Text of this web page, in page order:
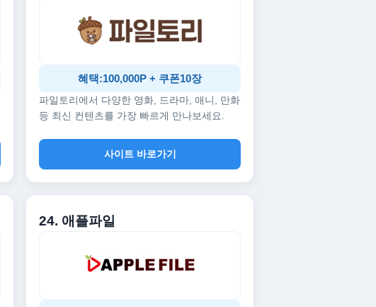
혜택:100,000P + 쿠폰10장
파일토리에서 다양한 영화, 드라마, 애니, 만화
등 최신 컨텐츠를 가장 빠르게 만나보세요.
사이트 바로가기
24. 애플파일